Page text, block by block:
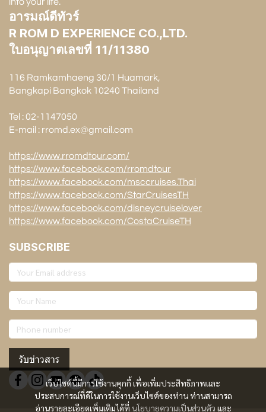
เว็บไซต์นี้มีการใช้งานคุกกี้ เพื่อเพิ่มประสิทธิภาพและ
ประสบการณ์ที่ดีในการใช้งานเว็บไซต์ของท่าน ท่านสามารถ
อ่านรายละเอียดเพิ่มเติมได้ที่ นโยบายความเป็นส่วนตัว และ
อารมณ์ดีทัวร์
R ROM D EXPERIENCE CO.,LTD.
ใบอนุญาตเลขที่ 11/11380
116 Ramkamhaeng 30/1 Huamark,
Bangkapi Bangkok 10240 Thailand
Tel : 02-1147050
E-mail : rromd.ex@gmail.com
https://www.rromdtour.com/
https://www.facebook.com/rromdtour
https://www.facebook.com/msccruises.Thai
https://www.facebook.com/StarCruisesTH
https://www.facebook.com/disneycruiselover
https://www.facebook.com/CostaCruiseTH
SUBSCRIBE
รับข่าวสาร